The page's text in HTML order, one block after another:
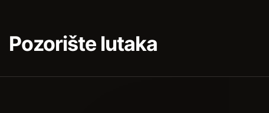
Pozorište lutaka